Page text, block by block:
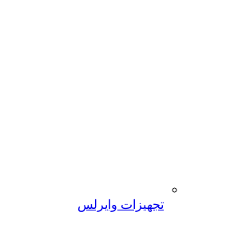
تجهیزات وایرلس